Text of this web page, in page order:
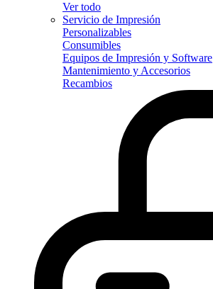
Ver todo
Servicio de Impresión
Personalizables
Consumibles
Equipos de Impresión y Software
Mantenimiento y Accesorios
Recambios